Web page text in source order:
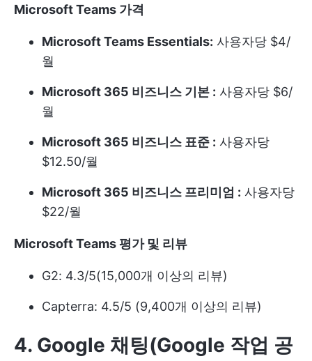
Microsoft Teams 가격
Microsoft Teams Essentials: 사용자당 $4/
월
Microsoft 365 비즈니스 기본 : 사용자당 $6/
월
Microsoft 365 비즈니스 표준 : 사용자당
$12.50/월
Microsoft 365 비즈니스 프리미엄 : 사용자당
$22/월
Microsoft Teams 평가 및 리뷰
G2: 4.3/5(15,000개 이상의 리뷰)
Capterra: 4.5/5 (9,400개 이상의 리뷰)
4. Google 채팅(Google 작업 공